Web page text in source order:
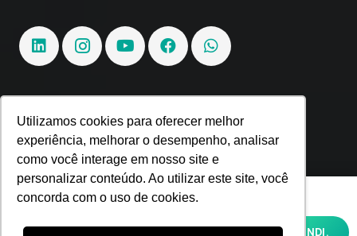
Utilizamos cookies para oferecer melhor
experiência, melhorar o desempenho, analisar
como você interage em nosso site e
personalizar conteúdo. Ao utilizar este site, você
concorda com o uso de cookies.
Fique por dentro!
Inscreva-se e fique por dentro de todas as
tendências e inovações.
Utilizamos cookies para oferecer melhor
analisar como você interage em nosso site
OK, ENTENDI.